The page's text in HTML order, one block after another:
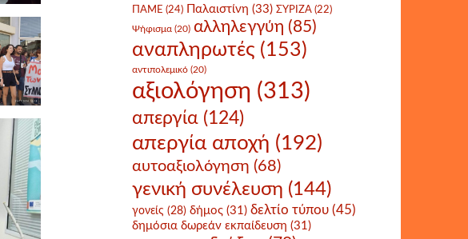
ΠΑΜΕ (24) Παλαιστίνη (33) ΣΥΡΙΖΑ (22)
Ψήφισμα (20) αλληλεγγύη (85)
αναπληρωτές (153)
αντιπολεμικό (20)
αξιολόγηση (313)
απεργία (124)
απεργία αποχή (192)
αυτοαξιολόγηση (68)
γενική συνέλευση (144)
γονείς (28) δήμος (31) δελτίο τύπου (45)
δημόσια δωρεάν εκπαίδευση (31)